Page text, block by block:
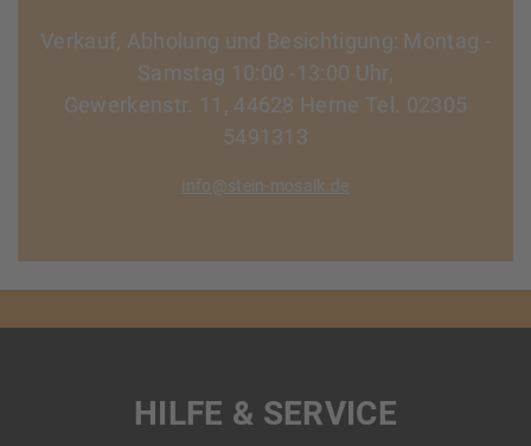
Verkauf, Abholung und Besichtigung: Montag -
Samstag 10:00 -13:00 Uhr,
Gewerkenstr. 11, 44628 Herne Tel. 02305
5491313
info@stein-mosaik.de
HILFE & SERVICE